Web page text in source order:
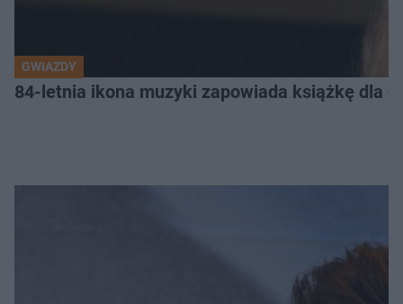
GWIAZDY
84-letnia ikona muzyki zapowiada książkę dla